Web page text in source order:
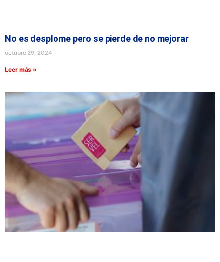
No es desplome pero se pierde de no mejorar
octubre 29, 2024
Leer más »